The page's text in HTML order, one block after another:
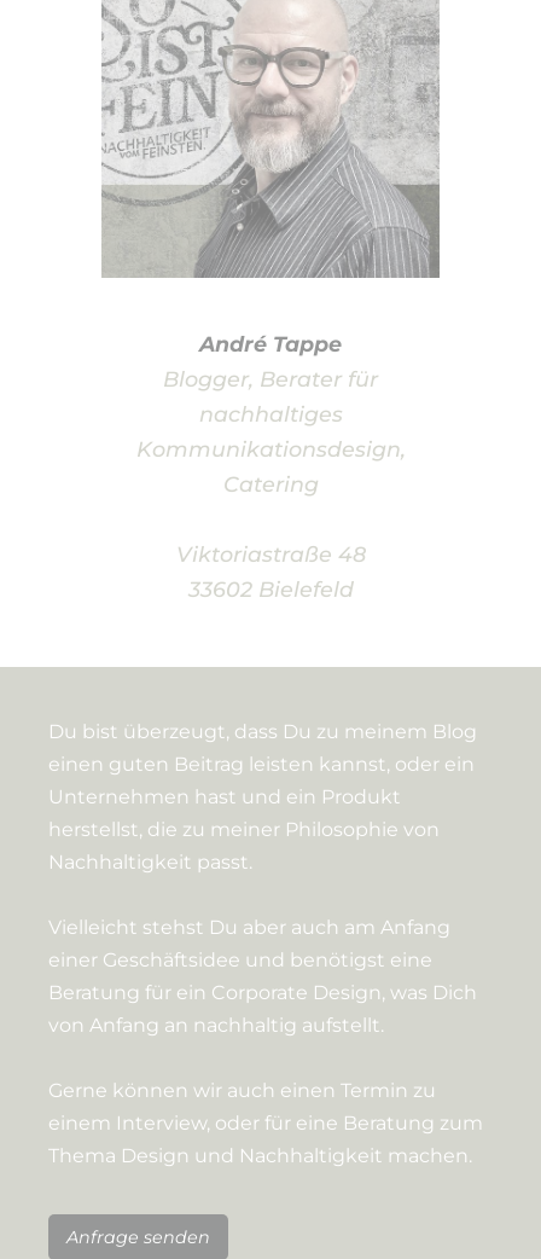
André Tappe
Blogger, Berater für
nachhaltiges
Kommunikationsdesign,
Catering
Viktoriastraße 48
33602 Bielefeld
Du bist überzeugt, dass Du zu meinem Blog
einen guten Beitrag leisten kannst, oder ein
Unternehmen hast und ein Produkt
herstellst, die zu meiner Philosophie von
Nachhaltigkeit passt.
Vielleicht stehst Du aber auch am Anfang
einer Geschäftsidee und benötigst eine
Beratung für ein Corporate Design, was Dich
von Anfang an nachhaltig aufstellt.
Gerne können wir auch einen Termin zu
einem Interview, oder für eine Beratung zum
Thema Design und Nachhaltigkeit machen.
Anfrage senden